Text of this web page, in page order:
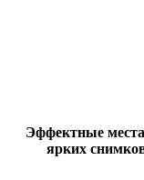
Эффектные
ярких